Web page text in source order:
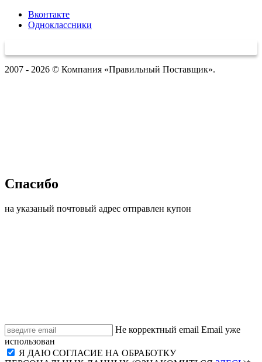
Вконтакте
Одноклассники
2007 - 2026 © Компания «Правильный Поставщик».
Спасибо
на указаный почтовый адрес отправлен купон
Не корректный email Email уже
использован
Я ДАЮ СОГЛАСИЕ НА ОБРАБОТКУ